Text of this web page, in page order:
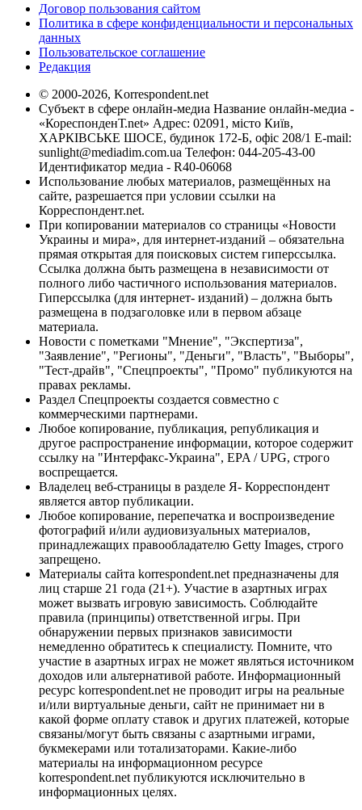
Договор пользования сайтом
Политика в сфере конфиденциальности и персональных
данных
Пользовательское соглашение
Редакция
© 2000-2026, Korrespondent.net
Субъект в сфере онлайн-медиа Название онлайн-медиа -
«КореспонденТ.net» Адрес: 02091, місто Київ,
ХАРКІВСЬКЕ ШОСЕ, будинок 172-Б, офіс 208/1 E-mail:
sunlight@mediadim.com.ua Телефон: 044-205-43-00
Идентификатор медиа - R40-06068
Использование любых материалов, размещённых на
сайте, разрешается при условии ссылки на
Корреспондент.net.
При копировании материалов со страницы «Новости
Украины и мира», для интернет-изданий – обязательна
прямая открытая для поисковых систем гиперссылка.
Ссылка должна быть размещена в независимости от
полного либо частичного использования материалов.
Гиперссылка (для интернет- изданий) – должна быть
размещена в подзаголовке или в первом абзаце
материала.
Новости с пометками "Мнение", "Экспертиза",
"Заявление", "Регионы", "Деньги", "Власть", "Выборы",
"Тест-драйв", "Спецпроекты", "Промо" публикуются на
правах рекламы.
Раздел Спецпроекты создается совместно с
коммерческими партнерами.
Любое копирование, публикация, републикация и
другое распространение информации, которое содержит
ссылку на "Интерфакс-Украина", EPA / UPG, строго
воспрещается.
Владелец веб-страницы в разделе Я- Корреспондент
является автор публикации.
Любое копирование, перепечатка и воспроизведение
фотографий и/или аудиовизуальных материалов,
принадлежащих правообладателю Getty Images, строго
запрещено.
Материалы сайта korrespondent.net предназначены для
лиц старше 21 года (21+). Участие в азартных играх
может вызвать игровую зависимость. Соблюдайте
правила (принципы) ответственной игры. При
обнаружении первых признаков зависимости
немедленно обратитесь к специалисту. Помните, что
участие в азартных играх не может являться источником
доходов или альтернативой работе. Информационный
ресурс korrespondent.net не проводит игры на реальные
и/или виртуальные деньги, сайт не принимает ни в
какой форме оплату ставок и других платежей, которые
связаны/могут быть связаны с азартными играми,
букмекерами или тотализаторами. Какие-либо
материалы на информационном ресурсе
korrespondent.net публикуются исключительно в
информационных целях.